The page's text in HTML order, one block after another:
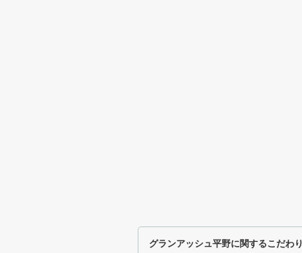
グランアッシュ平野に関するこだわ